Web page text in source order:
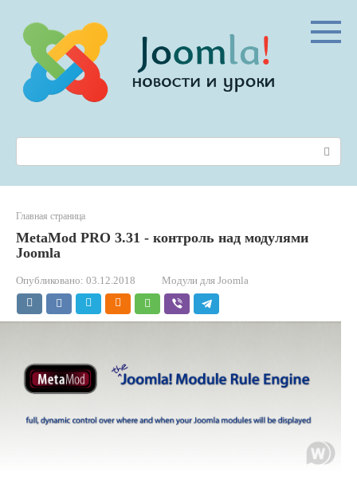
контенту
Главная страница
MetaMod PRO 3.31 - контроль над модулями
Joomla
Опубликовано: 03.12.2018 Модули для Joomla